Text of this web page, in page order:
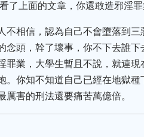
了上面的文章，你還敢造邪淫
不相信，認為自己不會墮落到
念頭，幹了壞事，你不下去誰
罪業，大學生暫且不說，就連
。你知不知道自己已經在地獄
厲害的刑法還要痛苦萬億倍。